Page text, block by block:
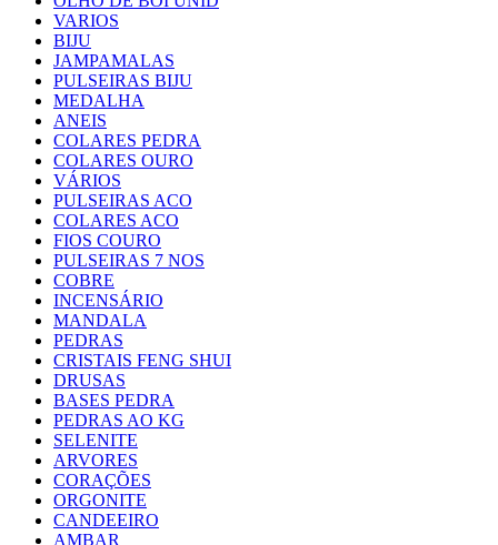
VARIOS
BIJU
JAMPAMALAS
PULSEIRAS BIJU
MEDALHA
ANEIS
COLARES PEDRA
COLARES OURO
VÁRIOS
PULSEIRAS ACO
COLARES ACO
FIOS COURO
PULSEIRAS 7 NOS
COBRE
INCENSÁRIO
MANDALA
PEDRAS
CRISTAIS FENG SHUI
DRUSAS
BASES PEDRA
PEDRAS AO KG
SELENITE
ARVORES
CORAÇÕES
ORGONITE
CANDEEIRO
AMBAR